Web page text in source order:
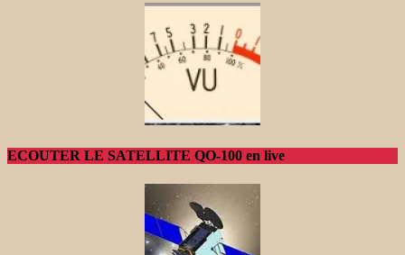
ECOUTER LE SATELLITE QO-100 en live